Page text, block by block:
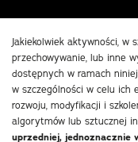
Jakiekolwiek aktywności, w
przechowywanie, lub inne
dostępnych w ramach
w szczególności w celu ich
rozwoju, modyfikacji i
algorytmów lub sztucznej
uprzedniej, jednoznacznie